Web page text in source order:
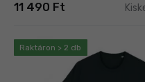
11 490 Ft
Raktáron > 2 db